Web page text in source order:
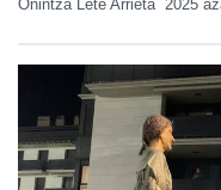
Onintza Lete Arrieta 2025